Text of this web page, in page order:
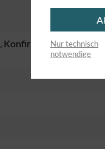
, Konfirmation,
Nur technisch
notwendige